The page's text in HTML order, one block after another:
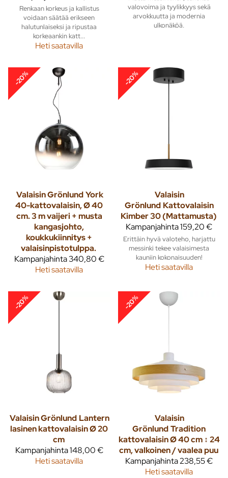
Renkaan korkeus ja kallistus
voidaan säätää erikseen
halutunlaiseksi ja ripustaa
korkeaankin katt...
Heti saatavilla
valovoima ja tyylikkyys sekä
arvokkuutta ja modernia
ulkonäköä.
-20%
Valaisin Grönlund York
40-kattovalaisin, Ø 40
cm. 3 m vaijeri + musta
kangasjohto,
koukkukiinnitys +
valaisinpistotulppa.
Kampanjahinta340,80 €
Heti saatavilla
-20%
Valaisin
Grönlund Kattovalaisin
Kimber 30 (Mattamusta)
Kampanjahinta159,20 €
Erittäin hyvä valoteho, harjattu
messinki tekee valaisimesta
kauniin kokonaisuuden!
Heti saatavilla
-20%
Valaisin Grönlund Lantern
lasinen kattovalaisin Ø 20
cm
Kampanjahinta148,00 €
Heti saatavilla
-20%
Valaisin
GrönlundTradition
kattovalaisin Ø 40 cm ↕ 24
cm, valkoinen / vaalea puu
Kampanjahinta238,55 €
Heti saatavilla